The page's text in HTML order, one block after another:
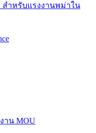
สำหรับแรงงานพม่าใน
าน MOU